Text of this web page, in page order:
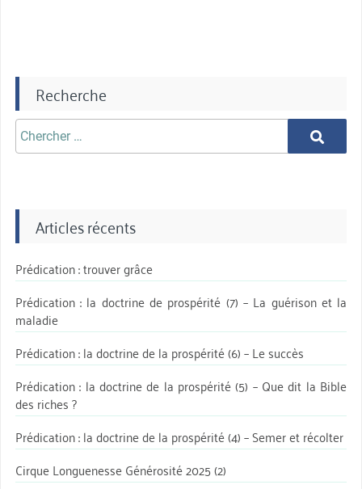
Recherche
Chercher
aprè:
Chercher
Articles récents
Prédication : trouver grâce
Prédication : la doctrine de prospérité (7) – La guérison et la
maladie
Prédication : la doctrine de la prospérité (6) – Le succès
Prédication : la doctrine de la prospérité (5) – Que dit la Bible
des riches ?
Prédication : la doctrine de la prospérité (4) – Semer et récolter
Cirque Longuenesse Générosité 2025 (2)